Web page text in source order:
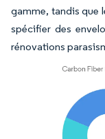
gamme, tandis que
spécifier des
rénovations